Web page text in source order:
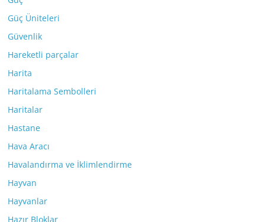
Güç Üniteleri
Güvenlik
Hareketli parçalar
Harita
Haritalama Sembolleri
Haritalar
Hastane
Hava Aracı
Havalandırma ve İklimlendirme
Hayvan
Hayvanlar
Hazır Bloklar